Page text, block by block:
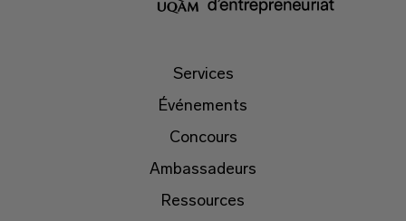
Services
Événements
Concours
Ambassadeurs
Ressources